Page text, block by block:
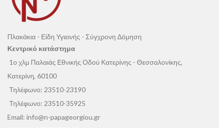
Πλακάκια - Είδη Υγιεινής - Σύγχρονη Δόμηση
Κεντρικό κατάστημα
1ο χλμ Παλαιάς Εθνικής Οδού Κατερίνης - Θεσσαλονίκης,
Κατερίνη, 60100
Τηλέφωνο: 23510-23190
Τηλέφωνο: 23510-35925
Email: info@n-papageorgiou.gr